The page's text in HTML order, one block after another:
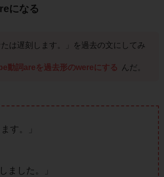
になる
は遅刻します。」を過去の文にしてみ
動詞areを過去形のwereにする
んだ。
す。」
ました。」